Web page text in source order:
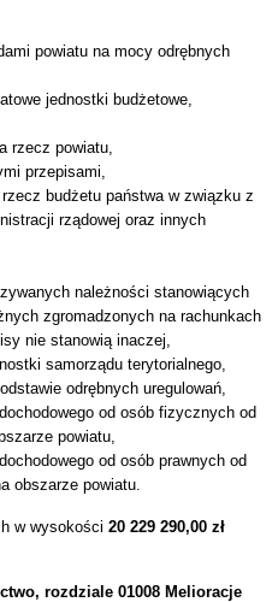
powiatu na mocy odrębnych
jednostki budżetowe,
rzecz powiatu,
przepisami,
budżetu państwa w związku z
rządowej oraz innych
należności stanowiących
zgromadzonych na rachunkach
nie stanowią inaczej,
samorządu terytorialnego,
odrębnych uregulowań,
od osób fizycznych od
powiatu,
od osób prawnych od
obszarze powiatu.
w wysokości 20 229 290,00 zł
rozdziale 01008 Melioracje